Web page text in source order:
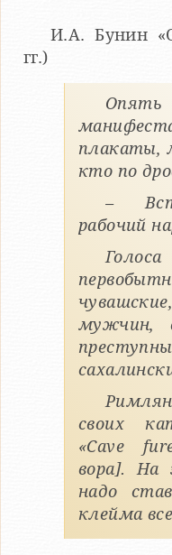
И.А. Бунин
гг.)
плакаты,
кто по
–
рабочий
мужчин,
своих
«Cave
вора]. На
надо
клейма